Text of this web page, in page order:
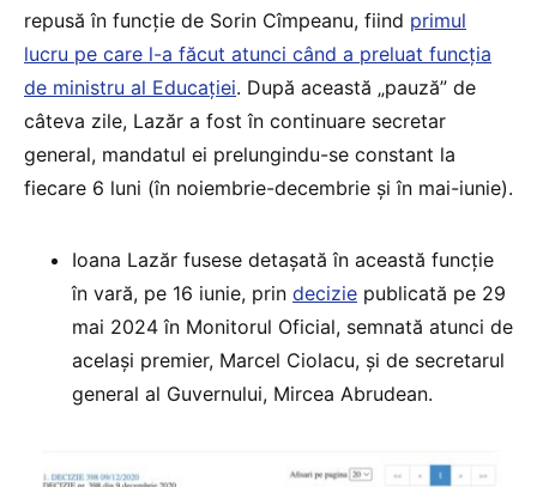
repusă în funcție de Sorin Cîmpeanu, fiind primul
lucru pe care l-a făcut atunci când a preluat funcția
de ministru al Educației. După această „pauză” de
câteva zile, Lazăr a fost în continuare secretar
general, mandatul ei prelungindu-se constant la
fiecare 6 luni (în noiembrie-decembrie și în mai-iunie).
Ioana Lazăr fusese detașată în această funcție
în vară, pe 16 iunie, prin decizie publicată pe 29
mai 2024 în Monitorul Oficial, semnată atunci de
același premier, Marcel Ciolacu, și de secretarul
general al Guvernului, Mircea Abrudean.